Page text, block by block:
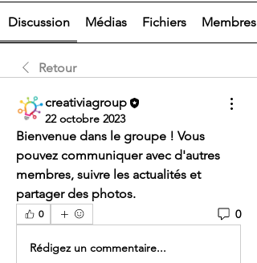
Discussion Médias Fichiers Membres
Retour
creativiagroup
22 octobre 2023
Bienvenue dans le groupe ! Vous
pouvez communiquer avec d'autres
membres, suivre les actualités et
partager des photos.
0 0
Rédigez un commentaire...